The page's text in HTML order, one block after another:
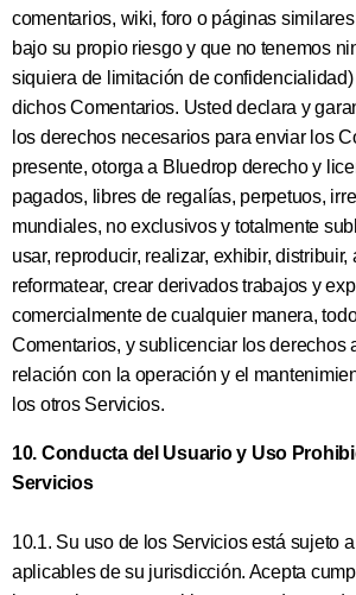
comentarios, wiki, foro o páginas similares
bajo su propio riesgo y que no tenemos
siquiera de limitación de
dichos Comentarios. Usted declara y
los derechos necesarios para enviar los
presente, otorga a Bluedrop derecho y
pagados, libres de regalías, perpetuos,
mundiales, no exclusivos y totalmente
usar, reproducir, realizar, exhibir, distribuir,
reformatear, crear derivados trabajos y
comercialmente de cualquier manera,
Comentarios, y sublicenciar los derechos
relación con la operación y el
los otros Servicios.
10. Conducta del Usuario y Uso
Servicios
10.1. Su uso de los Servicios está sujeto
aplicables de su jurisdicción. Acepta